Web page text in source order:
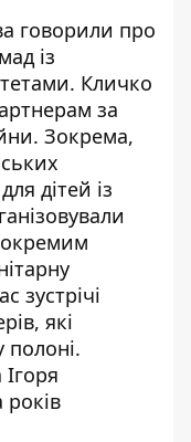
говорили про
із
Кличко
за
Зокрема,
дітей із
окремим
зустрічі
які
полоні.